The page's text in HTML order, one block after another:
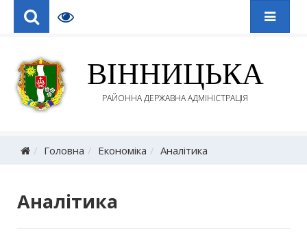
ВІННИЦЬКА
РАЙОННА ДЕРЖАВНА АДМІНІСТРАЦІЯ
Головна Економіка Аналітика
Аналітика